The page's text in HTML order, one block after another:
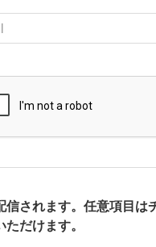
されます。任意項目
だけます。